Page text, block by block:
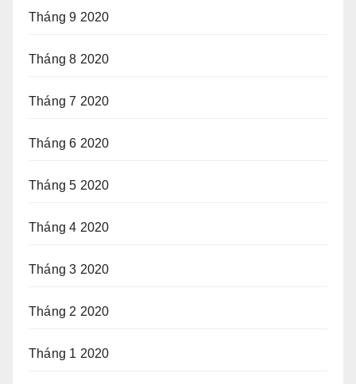
Tháng 9 2020
Tháng 8 2020
Tháng 7 2020
Tháng 6 2020
Tháng 5 2020
Tháng 4 2020
Tháng 3 2020
Tháng 2 2020
Tháng 1 2020